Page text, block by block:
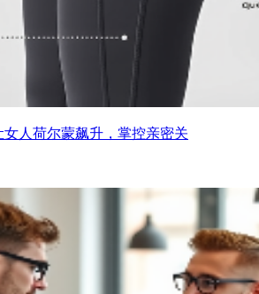
女人荷尔蒙飙升，掌控亲密关